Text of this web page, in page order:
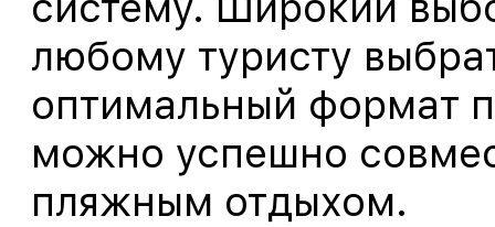
любому туристу
оптимальный формат
можно успешно
пляжным отдыхом.